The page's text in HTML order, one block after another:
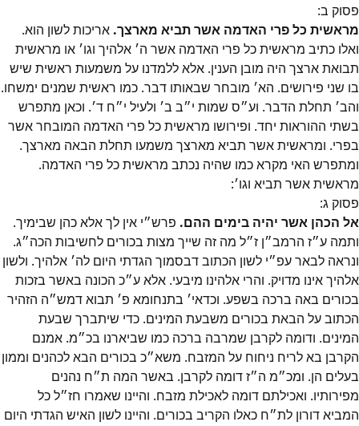
פסוק ב:
מראשית כל פרי האדמה אשר תביא מארצך. אריכות לשון הוא.
ואלו כתיב מראשית כל פרי האדמה אשר ה׳ אלהיך וגו׳ או מראשית
תבואת ארצך היה מובן הענין. אלא ללמדנו על משמעות ראשית שיש
בו שני פירושים. הא׳ מובחר שבאותו דבר. כמו ראשית שמנים ימשחו.
והב׳ תחלת הדבר. וע״ס שמות י״ב ב׳ ולעיל י״ח ד׳. וכאן מתפרש
בשתי ההוראות יחד. ופירושו מראשית כל פרי האדמה המובחר אשר
בפרי. ומראשית אשר תביא מארצך משמעו תחלת הבאה מארצך.
ומתפרש האי מקרא כמו שהיה נכתב מראשית כל פרי האדמה.
מראשית אשר תביא וגו׳:
פסוק ג:
אל הכהן אשר יהיה בימים ההם. פרש״י אין לך אלא כהן שבימיך.
ותמה ע״ז הרמב״ן ז״ל מה זה שייך מצות בכורים לחשיבות הכה״ג.
ונראה לבאר עפ״י לשון הכתוב דבסמוך הגדתי היום לה׳ אלהיך. ולשון
אלהיך אינו מדויק. והרי אלהינו מיבעי. אלא ע״כ הכונה באשר בזכות
בכורים באה ברכה בשפע. וכדאי׳ בתנחומא פ׳ תבוא דמש״ה הזהיר
הכתוב על הבאת בכורים משבעת המינים. כדי שיתברך שבעת
המינים. ודומה לקרבן שמרבה ברכה כמו שביארנו בכ״מ. אמנם
הקרבן בא לריח ניחוח על המזבח. משא״כ בכורים הבא לכהנים וממון
בעלים הן. ומכ״מ ה״ז דומה לקרבן. באשר המה ת״ח נהנים
מפירותיו. ואכילתם דומה לאכילת מזבח. והיינו שאמרו חז״ל כל
המביא דורון לת״ח כאלו הקריב בכורים. והיינו לשון האיש הגדתי היום